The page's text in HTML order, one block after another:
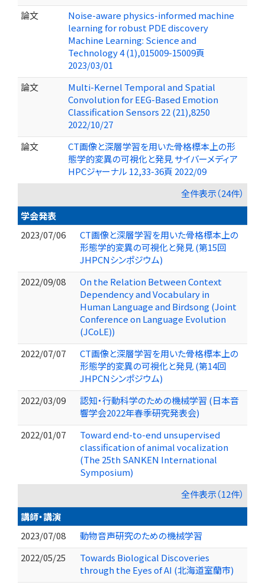
論文
Noise-aware physics-informed machine
learning for robust PDE discovery
Machine Learning: Science and
Technology 4 (1),015009-15009頁
2023/03/01
論文
Multi-Kernel Temporal and Spatial
Convolution for EEG-Based Emotion
Classification Sensors 22 (21),8250
2022/10/27
論文
CT画像と深層学習を用いた骨格標本上の形
態学的変異の可視化と発見 サイバーメディア
HPCジャーナル 12,33-36頁 2022/09
全件表示（24件）
学会発表
2023/07/06
CT画像と深層学習を用いた骨格標本上の
形態学的変異の可視化と発見 (第15回
JHPCNシンポジウム)
2022/09/08
On the Relation Between Context
Dependency and Vocabulary in
Human Language and Birdsong (Joint
Conference on Language Evolution
(JCoLE))
2022/07/07
CT画像と深層学習を用いた骨格標本上の
形態学的変異の可視化と発見 (第14回
JHPCNシンポジウム)
2022/03/09
認知・行動科学のための機械学習 (日本音
響学会2022年春季研究発表会)
2022/01/07
Toward end-to-end unsupervised
classification of animal vocalization
(The 25th SANKEN International
Symposium)
全件表示（12件）
講師・講演
2023/07/08
動物音声研究のための機械学習
2022/05/25
Towards Biological Discoveries
through the Eyes of AI (北海道室蘭市)